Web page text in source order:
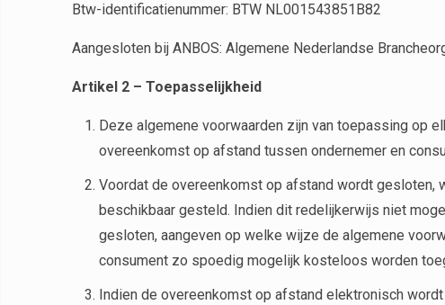
Btw-identificatienummer: BTW NL001543851B82
Aangesloten bij ANBOS: Algemene Nederlandse
Artikel 2 – Toepasselijkheid
Deze algemene voorwaarden zijn van toepassing op
overeenkomst op afstand tussen ondernemer en
Voordat de overeenkomst op afstand wordt gesloten,
beschikbaar gesteld. Indien dit redelijkerwijs niet
gesloten, aangeven op welke wijze de algemene
consument zo spoedig mogelijk kosteloos worden
Indien de overeenkomst op afstand elektronisch